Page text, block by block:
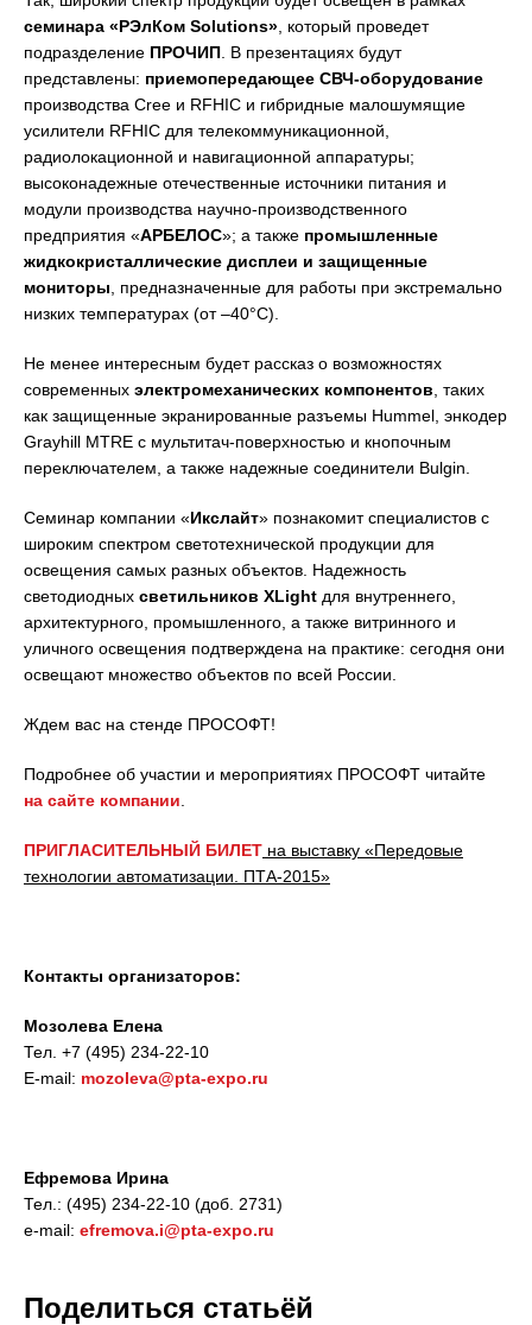
семинара «РЭлКом Solutions» , который проведет
подразделение ПРОЧИП . В презентациях будут
представлены: приемопередающее СВЧ-оборудование
производства Cree и RFHIC и гибридные малошумящие
усилители RFHIC для телекоммуникационной,
радиолокационной и навигационной аппаратуры;
высоконадежные отечественные источники питания и
модули производства научно-производственного
предприятия «АРБЕЛОС»; а также промышленные
жидкокристаллические дисплеи и защищенные
мониторы , предназначенные для работы при экстремально
низких температурах (от –40°C).
Не менее интересным будет рассказ о возможностях
современных электромеханических компонентов , таких
как защищенные экранированные разъемы Hummel, энкодер
Grayhill MTRE с мультитач-поверхностью и кнопочным
переключателем, а также надежные соединители Bulgin.
Семинар компании «Икслайт» познакомит специалистов с
широким спектром светотехнической продукции для
освещения самых разных объектов. Надежность
светодиодных светильников XLight для внутреннего,
архитектурного, промышленного, а также витринного и
уличного освещения подтверждена на практике: сегодня они
освещают множество объектов по всей России.
Ждем вас на стенде ПРОСОФТ!
Подробнее об участии и мероприятиях ПРОСОФТ читайте
на сайте компании
ПРИГЛАСИТЕЛЬНЫЙ БИЛЕТ на выставку «Передовые
технологии автоматизации. ПТА-2015»
Контакты организаторов:
Мозолева Елена
Тел. +7 (495) 234-22-10
E-mail: mozoleva@pta-expo.ru
Ефремова Ирина
Тел.: (495) 234-22-10 (доб. 2731)
e-mail: efremova.i@pta-expo.ru
Поделиться статьёй